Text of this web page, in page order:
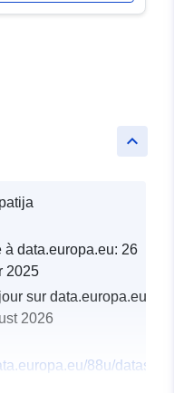
keyboard_arrow_up
à data.europa.eu: 26
2025
sur data.europa.eu:
2026
88u/dataset/